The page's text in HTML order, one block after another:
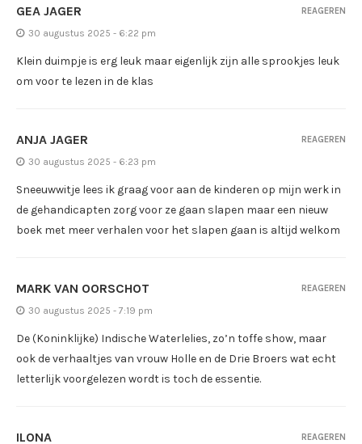
GEA JAGER
30 augustus 2025 - 6:22 pm
Klein duimpje is erg leuk maar eigenlijk zijn alle sprookjes leuk
om voor te lezen in de klas
REAGEREN
ANJA JAGER
30 augustus 2025 - 6:23 pm
Sneeuwwitje lees ik graag voor aan de kinderen op mijn werk in
de gehandicapten zorg voor ze gaan slapen maar een nieuw
boek met meer verhalen voor het slapen gaan is altijd welkom
REAGEREN
MARK VAN OORSCHOT
30 augustus 2025 - 7:19 pm
De (Koninklijke) Indische Waterlelies, zo’n toffe show, maar
ook de verhaaltjes van vrouw Holle en de Drie Broers wat echt
letterlijk voorgelezen wordt is toch de essentie.
REAGEREN
ILONA REAGEREN